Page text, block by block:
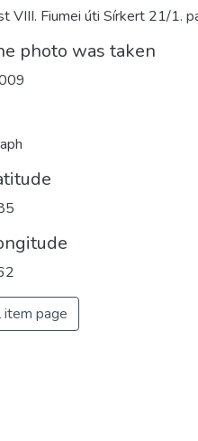
VIII. Fiumei úti Sírkert 21/1.
photo was taken
item page